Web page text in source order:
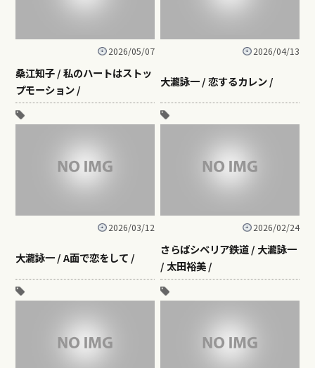
2026/05/07
桑江知子 / 私のハートはストッ
プモーション /
2026/04/13
大瀧詠一 / 恋するカレン /
2026/03/12
大瀧詠一 / A面で恋をして /
2026/02/24
さらばシベリア鉄道 / 大瀧詠一
/ 太田裕美 /